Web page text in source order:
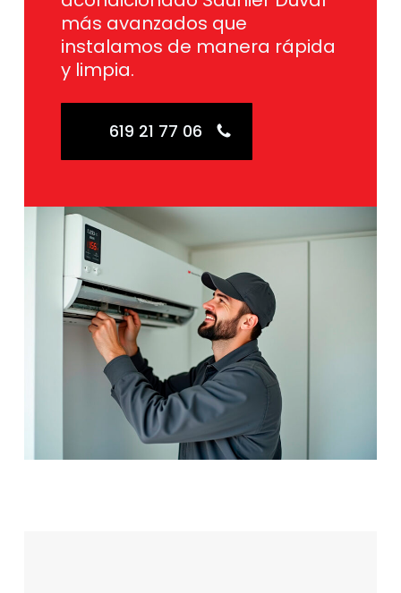
más avanzados que
instalamos de manera rápida
y limpia.
619 21 77 06